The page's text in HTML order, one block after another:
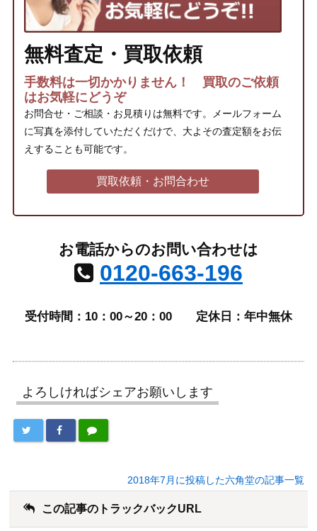
無料査定・買取依頼
手数料は一切かかりません！ 買取のご依頼
はお気軽にどうぞ
お問合せ・ご相談・お見積りは無料です。メールフォーム
に写真を添付していただくだけで、大よその査定額をお伝
えすることも可能です。
買取依頼・お問合わせ
お電話からのお問い合わせは
0120-663-196
受付時間：10：00～20：00 定休日：年中無休
よろしければシェアお願いします
2018年7月に投稿した六角堂の記事一覧
この記事のトラックバックURL